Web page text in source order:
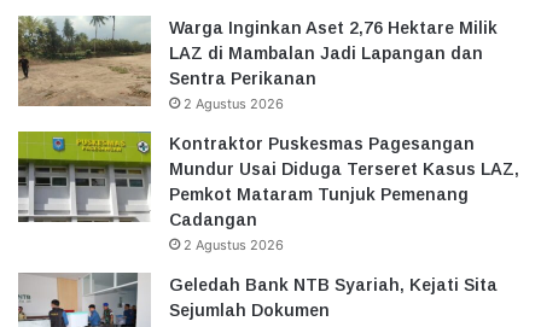
Warga Inginkan Aset 2,76 Hektare Milik
LAZ di Mambalan Jadi Lapangan dan
Sentra Perikanan
2 Agustus 2026
Kontraktor Puskesmas Pagesangan
Mundur Usai Diduga Terseret Kasus LAZ,
Pemkot Mataram Tunjuk Pemenang
Cadangan
2 Agustus 2026
Geledah Bank NTB Syariah, Kejati Sita
Sejumlah Dokumen